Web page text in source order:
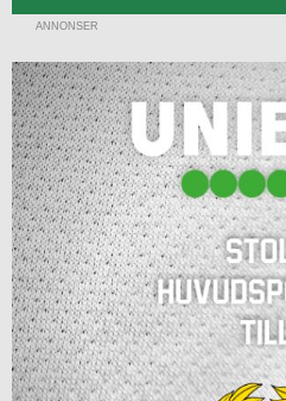
ANNONSER